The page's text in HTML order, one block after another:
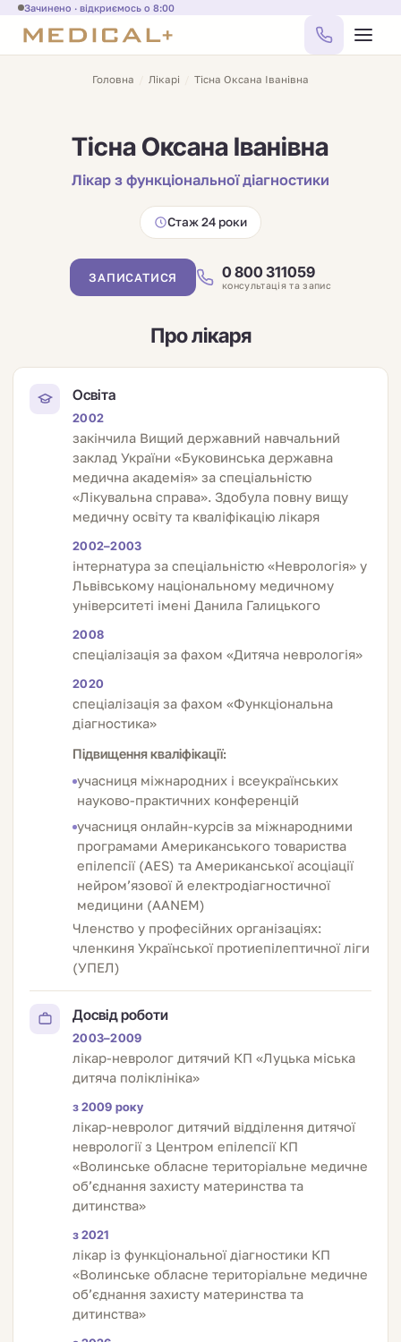
Зачинено · відкриємось о 8:00
Головна Лікарі Тісна Оксана Іванівна
Тісна Оксана Іванівна
Лікар з функціональної діагностики
Стаж 24 роки
ЗАПИСАТИСЯ 0 800 311059
консультація та запис
Про лікаря
Освіта
2002
закінчила Вищий державний навчальний
заклад України «Буковинська державна
медична академія» за спеціальністю
«Лікувальна справа». Здобула повну вищу
медичну освіту та кваліфікацію лікаря
2002–2003
інтернатура за спеціальністю «Неврологія» у
Львівському національному медичному
університеті імені Данила Галицького
2008
спеціалізація за фахом «Дитяча неврологія»
2020
спеціалізація за фахом «Функціональна
діагностика»
Підвищення кваліфікації:
учасниця міжнародних і всеукраїнських
науково-практичних конференцій
учасниця онлайн-курсів за міжнародними
програмами Американського товариства
епілепсії (AES) та Американської асоціації
нейром’язової й електродіагностичної
медицини (AANEM)
Членство у професійних організаціях:
членкиня Української протиепілептичної ліги
(УПЕЛ)
Досвід роботи
2003–2009
лікар-невролог дитячий КП «Луцька міська
дитяча поліклініка»
з 2009 року
лікар-невролог дитячий відділення дитячої
неврології з Центром епілепсії КП
«Волинське обласне територіальне медичне
об’єднання захисту материнства та
дитинства»
з 2021
лікар із функціональної діагностики КП
«Волинське обласне територіальне медичне
об’єднання захисту материнства та
дитинства»